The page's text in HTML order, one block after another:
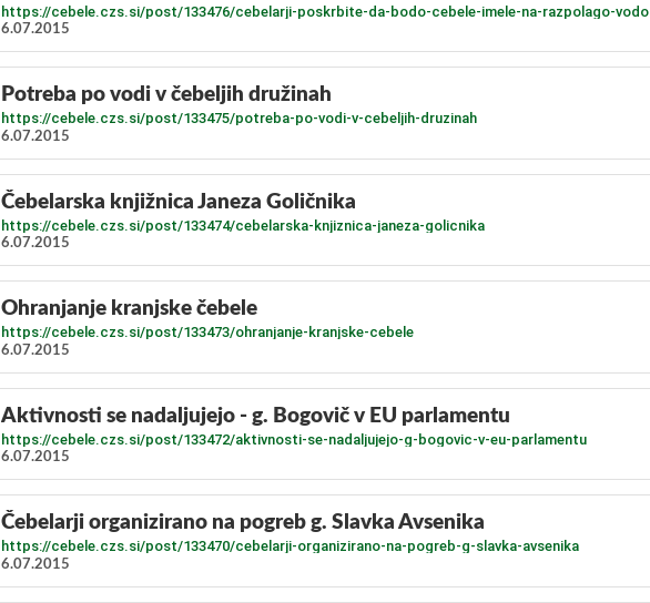
https://cebele.czs.si/post/133476/cebelarji-poskrbite-da-bodo-cebele-imele-na-razpolago-vodo
6.07.2015
Potreba po vodi v čebeljih družinah
https://cebele.czs.si/post/133475/potreba-po-vodi-v-cebeljih-druzinah
6.07.2015
Čebelarska knjižnica Janeza Goličnika
https://cebele.czs.si/post/133474/cebelarska-knjiznica-janeza-golicnika
6.07.2015
Ohranjanje kranjske čebele
https://cebele.czs.si/post/133473/ohranjanje-kranjske-cebele
6.07.2015
Aktivnosti se nadaljujejo - g. Bogovič v EU parlamentu
https://cebele.czs.si/post/133472/aktivnosti-se-nadaljujejo-g-bogovic-v-eu-parlamentu
6.07.2015
Čebelarji organizirano na pogreb g. Slavka Avsenika
https://cebele.czs.si/post/133470/cebelarji-organizirano-na-pogreb-g-slavka-avsenika
6.07.2015